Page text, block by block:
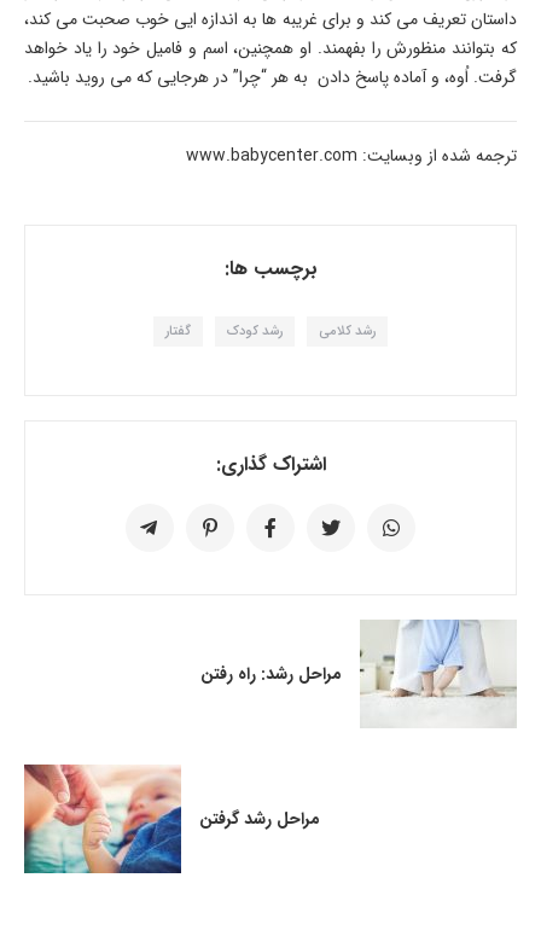
داستان تعریف می کند و برای غریبه ها به اندازه ایی خوب صحبت می کند،
که بتوانند منظورش را بفهمند. او همچنین، اسم و فامیل خود را یاد خواهد
گرفت. اُوه، و آماده پاسخ دادن به هر “چرا” در هرجایی که می روید باشید.
ترجمه شده از وبسایت: www.babycenter.com
برچسب ها:
رشد کلامی رشد کودک گفتار
اشتراک گذاری:
مراحل رشد: راه رفتن
مراحل رشد گرفتن